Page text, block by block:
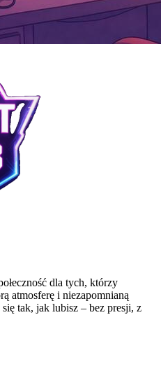
dla tych, którzy
atmosferę i niezapomnianą
tak, jak lubisz – bez presji, z